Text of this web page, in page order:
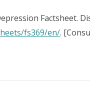
Factsheet.
fs369/en/.